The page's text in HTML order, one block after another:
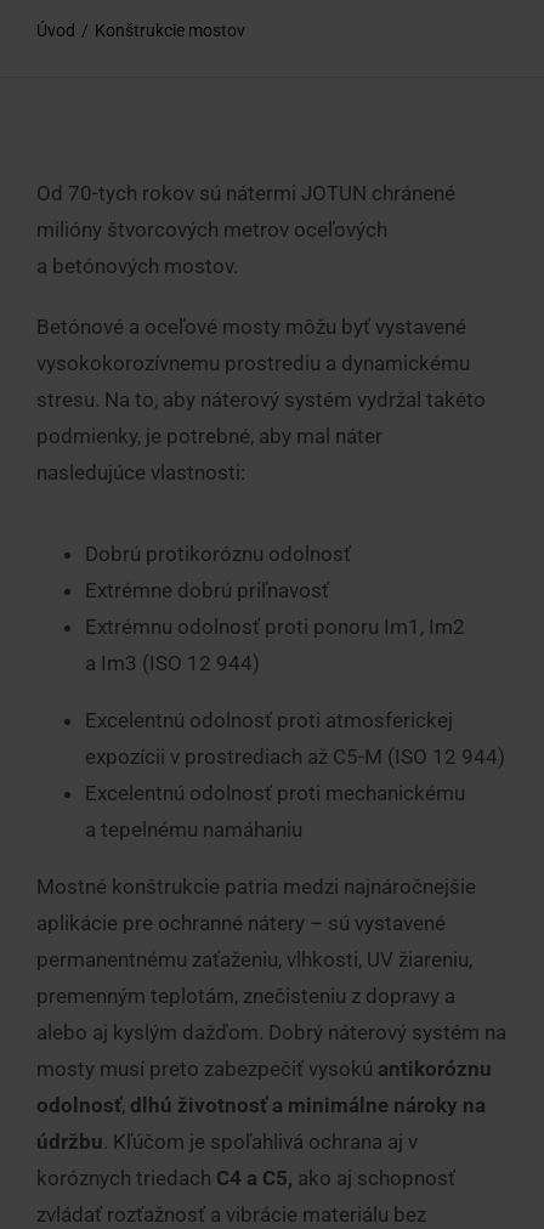
O nás
Chcem poradiť
Úvod Konštrukcie mostov
Od 70-tych rokov sú nátermi JOTUN chránené
milióny štvorcových metrov oceľových
a betónových mostov.
Betónové a oceľové mosty môžu byť vystavené
vysokokorozívnemu prostrediu a dynamickému
stresu. Na to, aby náterový systém vydržal takéto
podmienky, je potrebné, aby mal náter
nasledujúce vlastnosti:
Dobrú protikoróznu odolnosť
Extrémne dobrú priľnavosť
Extrémnu odolnosť proti ponoru Im1, Im2
a Im3 (ISO 12 944)
Excelentnú odolnosť proti atmosferickej
expozícii v prostrediach až C5-M (ISO 12 944)
Excelentnú odolnosť proti mechanickému
a tepelnému namáhaniu
Mostné konštrukcie patria medzi najnáročnejšie
aplikácie pre ochranné nátery – sú vystavené
permanentnému zaťaženiu, vlhkosti, UV žiareniu,
premenným teplotám, znečisteniu z dopravy a
alebo aj kyslým dažďom. Dobrý náterový systém na
mosty musí preto zabezpečiť vysokú antikoróznu
odolnosť, dlhú životnosť a minimálne nároky na
údržbu. Kľúčom je spoľahlivá ochrana aj v
koróznych triedach C4 a C5, ako aj schopnosť
zvládať rozťažnosť a vibrácie materiálu bez